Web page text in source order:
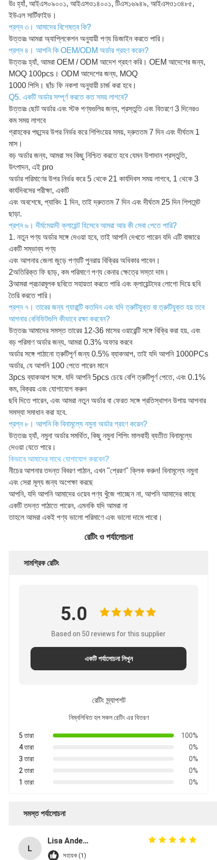
উঃ হ্যাঁ, আইএস০৯০০১, আইএসও১৪০০১, টিএস১৬৯৪৯, আইএসও১৩৪৮৫,
ইউএল সার্টিফাইড।
প্রশ্ন ৩। আমাদের বিশেষত্ব কি?
উত্তরঃ আমরা অ্যাপ্লিকেশন অনুযায়ী পণ্য ডিজাইন করতে পারি।
প্রশ্ন ৪। আপনি কি OEM/ODM অর্ডার গ্রহণ করেন?
উত্তরঃ হ্যাঁ, আমরা OEM / ODM আদেশ গ্রহণ করি। OEM আদেশের জন্য,
MOQ 100pcs। ODM আদেশের জন্য, MOQ
1000 পিসি। ছাঁচ ফি নকশা অনুযায়ী চার্জ করা হবে।
Q5. একটি অর্ডার সম্পূর্ণ করতে কত সময় লাগবে?
উত্তরঃ ছোট অর্ডার এবং স্টক পণ্যগুলির জন্য, প্রস্তুতি এবং বিতরণে 3 দিনেরও
কম সময় লাগবে
গ্রাহকের পছন্দের উপর নির্ভর করে শিপিংয়ের সময়, দ্রুততম 7 দিন এবং দীর্ঘতম 1
মাস।
বড় অর্ডার জন্য, আমরা সব কিছু নিশ্চিত করতে হবে যেমন উপাদান প্রস্তুতি,
উৎপাদন, এই pro
অর্ডার পরিমাণের উপর নির্ভর করে 5 থেকে 21 কার্যদিবস সময় লাগবে, 1 থেকে 3
কার্যদিবসের পরীক্ষা, একটি
এবং অবশেষে, প্যাকিং 1 দিন, তাই দ্রুততম 7 দিন এবং দীর্ঘতম 25 দিন শিপমেন্ট
ছাড়া.
প্রশ্ন ৬। দীর্ঘমেয়াদী ক্লায়েন্ট হিসেবে আমরা আর কী সেবা পেতে পারি?
1. নতুন পণ্য অর্ডার সঙ্গে দেওয়া হবে, তাই আপনি দেখতে পারেন যদি এটি বাজারে
একটি সম্ভাব্য পণ্য
এবং আপনার জেলা জুড়ে পণ্যটি পুনরায় বিক্রির অধিকার পাবেন।
2অতিরিক্ত ফি ছাড়, কম পরিমাণে পণ্য কেনার ক্ষেত্রে সস্তা দাম।
3আমরা প্রচারমূলক ছবিতে সহায়তা করতে পারি এবং ক্লায়েন্টদের লোগো দিয়ে ছবি
তৈরি করতে পারি।
প্রশ্ন ৭। তারের জন্য গ্যারান্টি কতদিন এবং যদি ত্রুটিযুক্ত বা ত্রুটিযুক্ত হয় তবে
আপনার বেনিফিটগুলি কীভাবে রক্ষা করবেন?
উত্তরঃ আমাদের সমস্ত তারের 12-36 মাসের ওয়ারেন্টি সঙ্গে বিক্রি করা হয়, এবং
বড় পরিমাণ অর্ডার জন্য, আমরা 0.3% অফার করবে
অর্ডার সঙ্গে পাঠানো ত্রুটিপূর্ণ জন্য 0.5% ব্যাকআপ, তাই যদি আপনি 1000PCs
অর্ডার, যে আপনি 100 পেতে পারেন মানে
3pcs ব্যাকআপ সঙ্গে. যদি আপনি 5pcs চেয়ে বেশি ত্রুটিপূর্ণ পেতে, এবং 0.1%
কম, বিক্রয় এবং যোগাযোগ করুন
ছবি দিতে পারেন, এবং আমরা নতুন অর্ডার বা ফেরত সঙ্গে প্রতিস্থাপন উপায় আপনার
সমস্যা সমাধান করা হবে.
প্রশ্ন ৮। আপনি কি বিনামূল্যে নমুনা অর্ডার গ্রহণ করেন?
উত্তরঃ হ্যাঁ, নমুনা অর্ডার সমর্থিত, কিছু নমুনা শিপিং মালবাহী ব্যতীত বিনামূল্যে
দেওয়া যেতে পারে।
কিভাবে আমাদের সাথে যোগাযোগ করবেন?
নীচের আপনার তদন্ত বিবরণ পাঠান, এখন "প্রেরণ" ক্লিক করুন! বিনামূল্যে নমুনা
এবং সেরা মূল্য জন্য অপেক্ষা করছে
আপনি, যদি আপনি আমাদের ওয়েব পণ্য খুঁজে পাচ্ছেন না, আপনি আমাদের কাছে
একটি তদন্ত পাঠাতে পারেন, এমনকি যদি আমরা না
তাহলে আমরা একই পণ্য ভালো পরিমাণে এবং ভালো দামে পাবো।
রেটিং ও পর্যালোচনা
সামগ্রিক রেটিং
5.0
Based on 50 reviews for this supplier
একটি পর্যালোচনা লিখুন
রেটিং স্ন্যাপশট
নিম্নলিখিত হল সকল রেটিং এর বিতরণ
5 তারা
100%
4 তারা
0%
3 তারা
0%
2 তারা
0%
1 তারা
0%
সমস্ত পর্যালোচনা
L
Lisa Anderson
সহায়ক (1)